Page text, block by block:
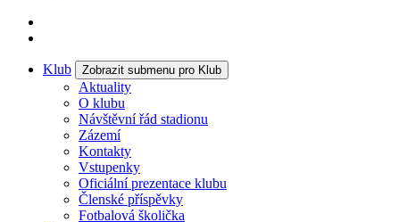
Klub Zobrazit submenu pro Klub
Aktuality
O klubu
Návštěvní řád stadionu
Zázemí
Kontakty
Vstupenky
Oficiální prezentace klubu
Členské příspěvky
Fotbalová školička